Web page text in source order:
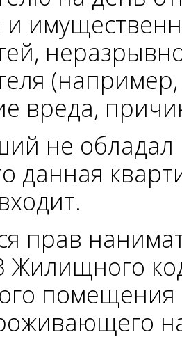
вреда,
не
данная
прав
Жилищного
помещения